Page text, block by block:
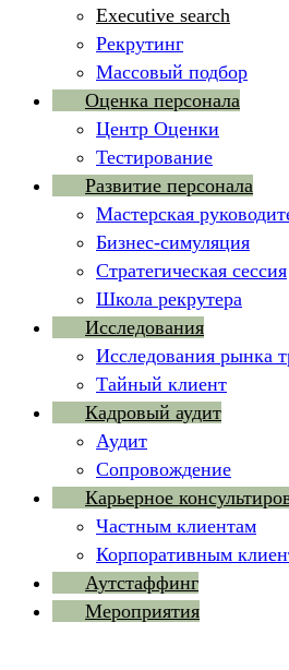
Executive search
Рекрутинг
Массовый подбор
Оценка персонала
Центр Оценки
Тестирование
Развитие персонала
Мастерская
Бизнес-симуляция
Стратегическая сессия
Школа рекрутера
Исследования
Исследования рынка
Тайный клиент
Кадровый аудит
Аудит
Сопровождение
Карьерное
Частным клиентам
Корпоративным
Аутстаффинг
Мероприятия